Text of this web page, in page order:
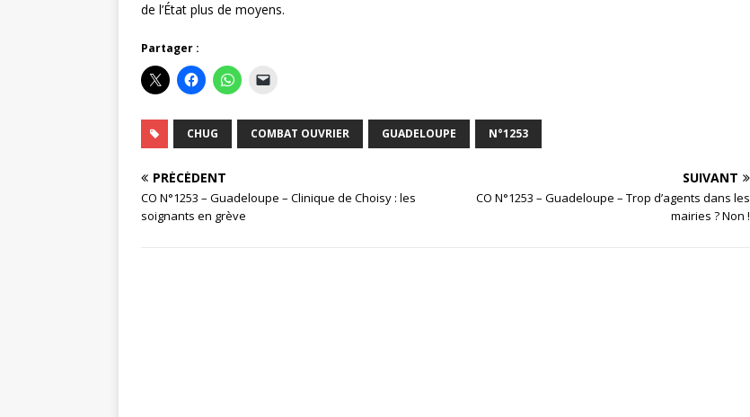
de l’État plus de moyens.
Partager :
CHUG COMBAT OUVRIER GUADELOUPE N°1253
PRÉCÉDENT
CO N°1253 – Guadeloupe – Clinique de Choisy : les
soignants en grève
SUIVANT
CO N°1253 – Guadeloupe – Trop d’agents dans les
mairies ? Non !